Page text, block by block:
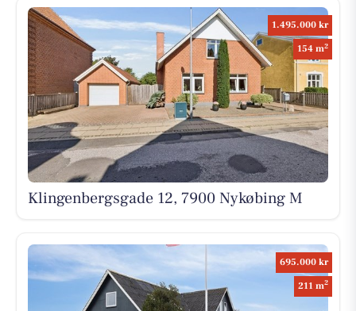
1.495.000 kr
154 m2
Klingenbergsgade 12, 7900 Nykøbing M
695.000 kr
211 m2